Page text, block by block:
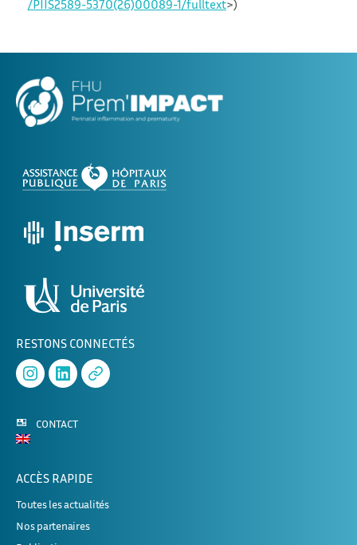
/PIIS2589-5370(26)00089-1/fulltext>)
RESTONS CONNECTÉS
InstagramLinkedAPHERESE-
CONTACT
ACCÈS RAPIDE
Toutes les actualités
Nos partenaires